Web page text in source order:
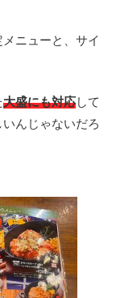
ニューと、サイ
大盛にも対応して
んじゃないだろ